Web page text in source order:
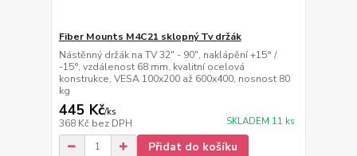
Fiber Mounts M4C21 sklopný Tv držák
Nástěnný držák na TV 32" - 90", naklápění +15° /
-15°, vzdálenost 68 mm, kvalitní ocelová
konstrukce, VESA 100x200 až 600x400, nosnost 80
kg
445 Kč/ks
368 Kč bez DPH SKLADEM 11 ks
Přidat do košíku